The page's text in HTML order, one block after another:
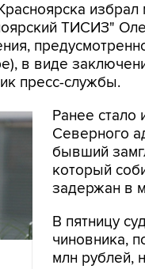
ТИСИЗ"
в виде
пресс-службы.
Ранее стало
Северного
бывший
который
задержан в
В пятницу
чиновника,
млн рублей,